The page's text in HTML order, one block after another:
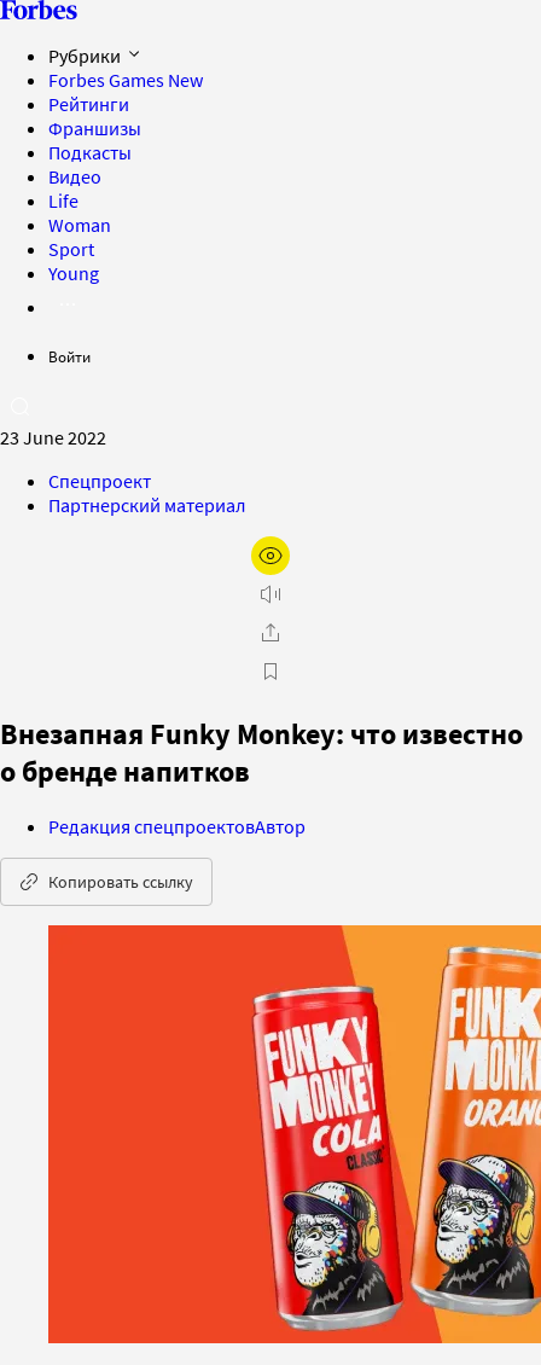
Рубрики
Forbes Games New
Рейтинги
Франшизы
Подкасты
Видео
Life
Woman
Sport
Young
Войти
23 June 2022
Спецпроект
Партнерский материал
Внезапная Funky Monkey: что известно
о бренде напитков
Редакция спецпроектовАвтор
Копировать ссылку